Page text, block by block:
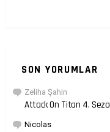
SON YORUMLAR
Zeliha Şahin
Attack On Titan 4.
Nicolas